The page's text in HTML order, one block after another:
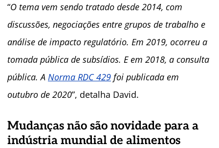
“O tema vem sendo tratado desde 2014, com
discussões, negociações entre grupos de trabalho e
análise de impacto regulatório. Em 2019, ocorreu a
tomada pública de subsídios. E em 2018, a consulta
pública. A Norma RDC 429 foi publicada em
outubro de 2020”, detalha David.
Mudanças não são novidade para a
indústria mundial de alimentos